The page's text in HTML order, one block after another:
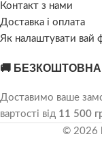
Контакт з нами
Доставка і оплата
Як налаштувати вай
🚚
Доставимо ваше
вартості від 11 500
© 2026